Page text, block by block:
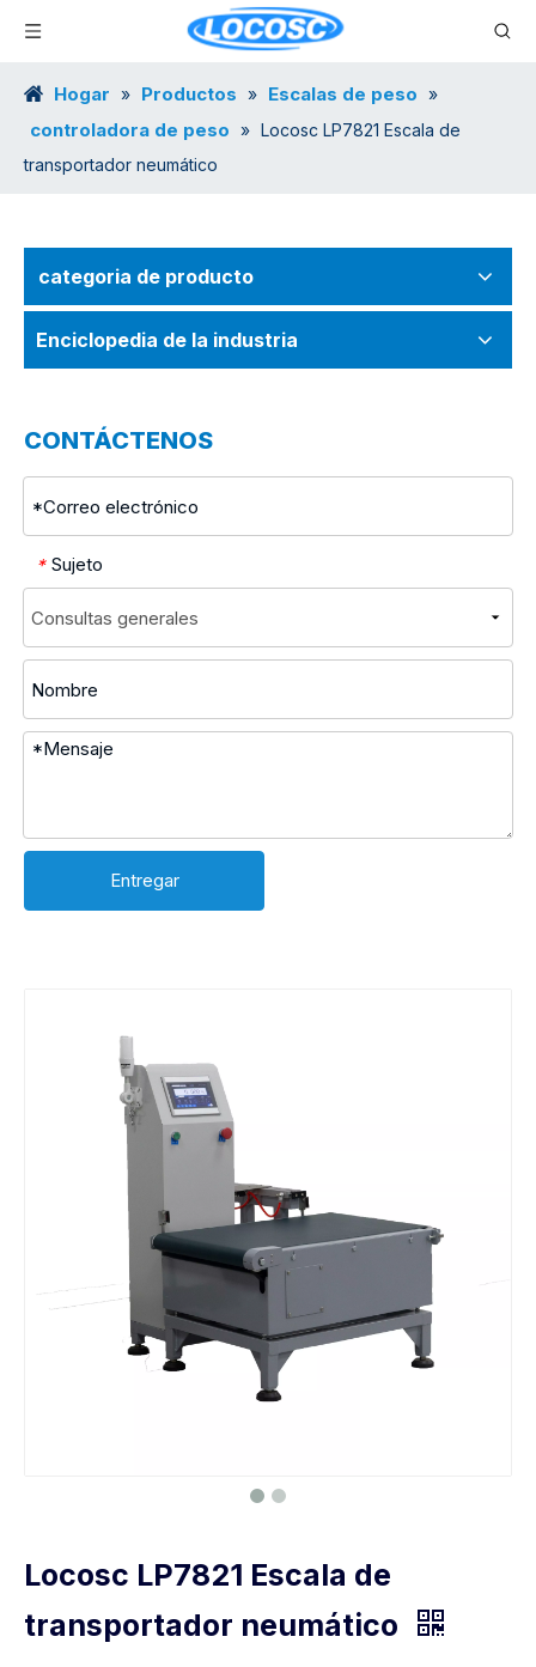
Hogar » Productos » Escalas de peso »
controladora de peso » Locosc LP7821 Escala de
transportador neumático
categoria de producto
Enciclopedia de la industria
CONTÁCTENOS
* Sujeto
Entregar
Locosc LP7821 Escala de
transportador neumático